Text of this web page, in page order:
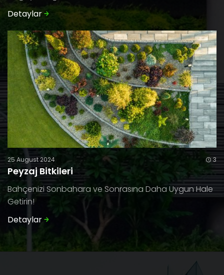
Detaylar
25 August 2024 3
Peyzaj Bitkileri
Bahçenizi Sonbahara ve Sonrasına Daha Uygun Hale
Getirin!
Detaylar